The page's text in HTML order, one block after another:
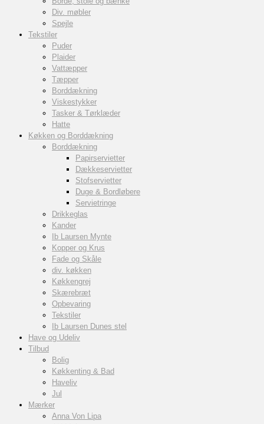
Div. møbler
Spejle
Tekstiler
Puder
Plaider
Vattæpper
Tæpper
Borddækning
Viskestykker
Tasker & Tørklæder
Hatte
Køkken og Borddækning
Borddækning
Papirservietter
Dækkeservietter
Stofservietter
Duge & Bordløbere
Servietringe
Drikkeglas
Kander
Ib Laursen Mynte
Kopper og Krus
Fade og Skåle
div. køkken
Køkkengrej
Skærebræt
Opbevaring
Tekstiler
Ib Laursen Dunes stel
Have og Udeliv
Tilbud
Bolig
Køkkenting & Bad
Haveliv
Jul
Mærker
Anna Von Lipa